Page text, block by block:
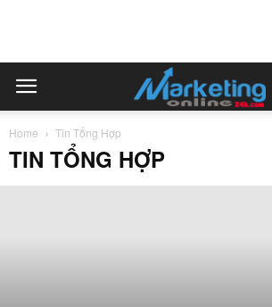
Home Tin Tổng Hợp
TIN TỔNG HỢP